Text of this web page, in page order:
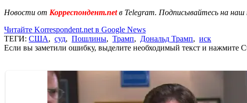
Новости от Корреспондент.netв Telegram. Подписывайтесь на наш
Читайте Korrespondent.net в Google News
ТЕГИ: США, суд, Пошлины, Трамп, Дональд Трамп, иск
Если вы заметили ошибку, выделите необходимый текст и нажмите